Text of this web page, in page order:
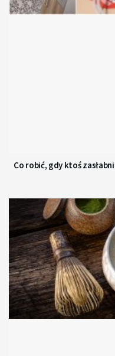
Co robić, gdy ktoś